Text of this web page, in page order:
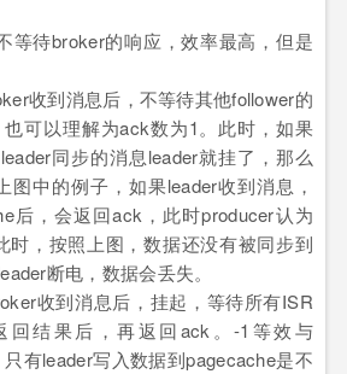
等待broker的响应，效率最高，但是
收到消息后，不等待其他follower的
可以理解为ack数为1。此时，如果
同步的消息leader就挂了，那么
图中的例子，如果leader收到消息，
后，会返回ack，此时producer认为
时，按照上图，数据还没有被同步到
断电，数据会丢失。
收到消息后，挂起，等待所有ISR
回结果后，再返回ack。-1等效与
有leader写入数据到pagecache是不